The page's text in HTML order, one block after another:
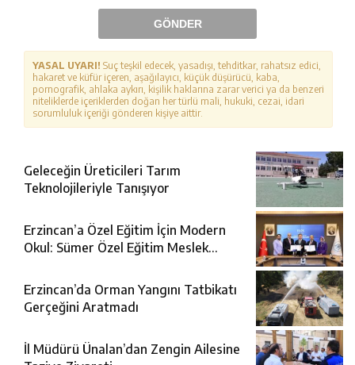
GÖNDER
YASAL UYARI! Suç teşkil edecek, yasadışı, tehditkar, rahatsız edici,
hakaret ve küfür içeren, aşağılayıcı, küçük düşürücü, kaba,
pornografik, ahlaka aykırı, kişilik haklarına zarar verici ya da benzeri
niteliklerde içeriklerden doğan her türlü mali, hukuki, cezai, idari
sorumluluk içeriği gönderen kişiye aittir.
Geleceğin Üreticileri Tarım
Teknolojileriyle Tanışıyor
Erzincan’a Özel Eğitim İçin Modern
Okul: Sümer Özel Eğitim Meslek
Erzincan’da Orman Yangını Tatbikatı
Gerçeğini Aratmadı
İl Müdürü Ünalan’dan Zengin Ailesine